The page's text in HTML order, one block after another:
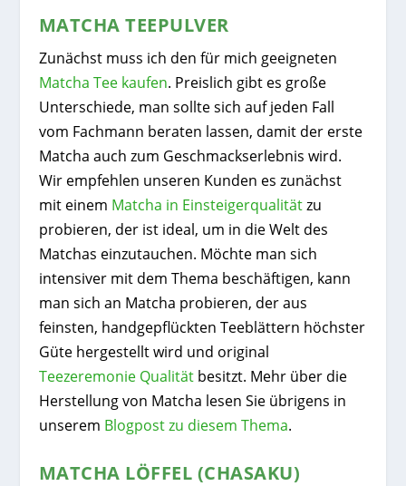
MATCHA TEEPULVER
Zunächst muss ich den für mich geeigneten
Matcha Tee kaufen. Preislich gibt es große
Unterschiede, man sollte sich auf jeden Fall
vom Fachmann beraten lassen, damit der erste
Matcha auch zum Geschmackserlebnis wird.
Wir empfehlen unseren Kunden es zunächst
mit einem Matcha in Einsteigerqualitätzu
probieren, der ist ideal, um in die Welt des
Matchas einzutauchen. Möchte man sich
intensiver mit dem Thema beschäftigen, kann
man sich an Matcha probieren, der aus
feinsten, handgepflückten Teeblättern höchster
Güte hergestellt wird und original
Teezeremonie Qualitätbesitzt. Mehr über die
Herstellung von Matcha lesen Sie übrigens in
unserem Blogpost zu diesem Thema.
MATCHA LÖFFEL (CHASAKU)